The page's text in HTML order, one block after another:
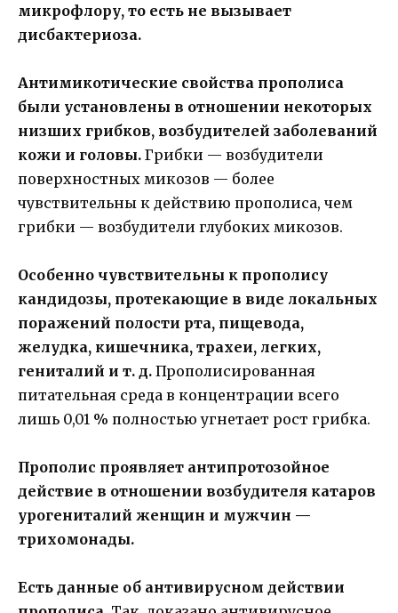
микрофлору, то есть не вызывает
дисбактериоза.
Антимикотические свойства прополиса
были установлены в отношении некоторых
низших грибков, возбудителей заболеваний
кожи и головы. Грибки — возбудители
поверхностных микозов — более
чувствительны к действию прополиса, чем
грибки — возбудители глубоких микозов.
Особенно чувствительны к прополису
кандидозы, протекающие в виде локальных
поражений полости рта, пищевода,
желудка, кишечника, трахеи, легких,
гениталий и т. д. Прополисированная
питательная среда в концентрации всего
лишь 0,01 % полностью угнетает рост грибка.
Прополис проявляет антипротозойное
действие в отношении возбудителя катаров
урогениталий женщин и мужчин —
трихомонады.
Есть данные об антивирусном действии